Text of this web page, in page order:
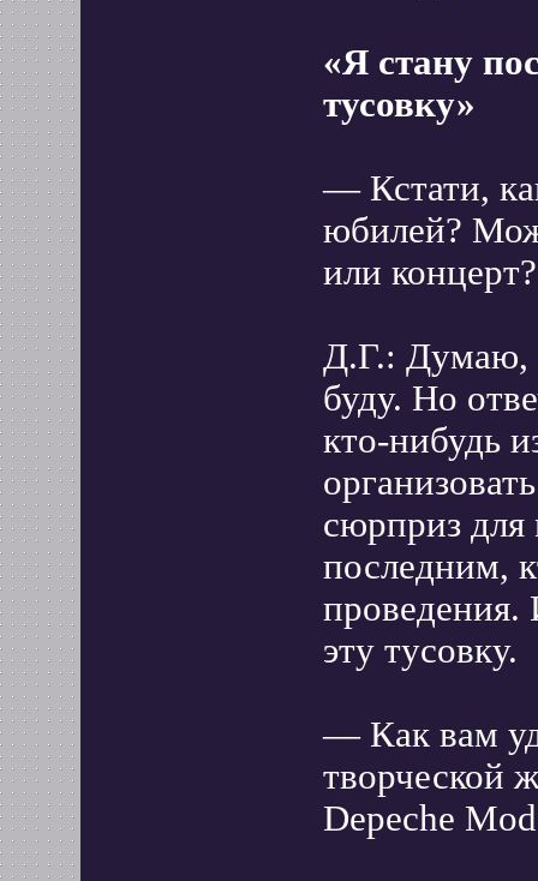
«Я стану
тусовку»
— Кстати,
юбилей?
или концерт?
Д.Г.: Думаю,
буду. Но
кто-нибудь
сюрприз для
последним,
проведения.
эту тусовку.
— Как вам
творческой
Depeche